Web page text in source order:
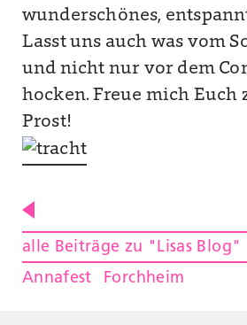
wunderschönes,
Lasst uns auch was vom
und nicht nur vor dem
hocken. Freue mich Euch
Prost!
alle Beiträge zu "Lisas Blog"
Annafest
Forchheim